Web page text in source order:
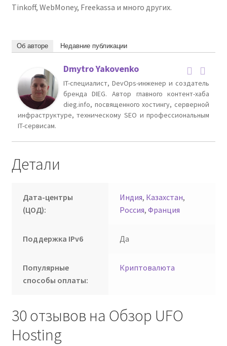
Tinkoff, WebMoney, Freekassa и много других.
Об авторе Недавние публикации
Dmytro Yakovenko
IT-специалист, DevOps-инженер и создатель
бренда DIEG. Автор главного контент-хаба
dieg.info, посвященного хостингу, серверной
инфраструктуре, техническому SEO и профессиональным
IT-сервисам.
Детали
Дата-центры
(ЦОД):
Индия, Казахстан,
Россия,Франция
Поддержка IPv6 Да
Популярные
способы оплаты:
Криптовалюта
30 отзывов на Обзор UFO
Hosting